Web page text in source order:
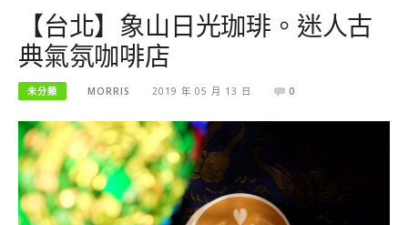
【台北】象山日光珈琲。迷人古
典氣氛咖啡店
未分類 MORRIS 2019 年 05 月 13 日 0